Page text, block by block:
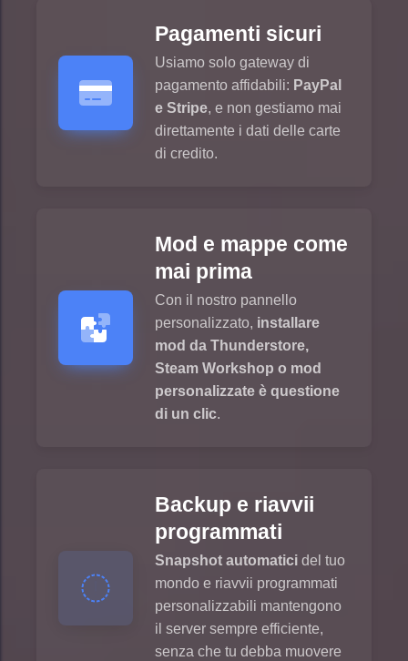
Pagamenti sicuri
Usiamo solo gateway di
pagamento affidabili: PayPal
e Stripe, e non gestiamo mai
direttamente i dati delle carte
di credito.
Mod e mappe come
mai prima
Con il nostro pannello
personalizzato, installare
mod da Thunderstore,
Steam Workshop o mod
personalizzate è questione
di un clic.
Backup e riavvii
programmati
Snapshot automatici del tuo
mondo e riavvii programmati
personalizzabili mantengono
il server sempre efficiente,
senza che tu debba muovere